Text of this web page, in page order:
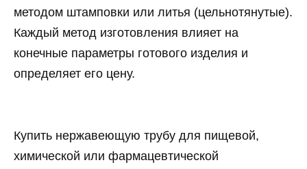
методом штамповки или литья (цельнотянутые).
Каждый метод изготовления влияет на
конечные параметры готового изделия и
определяет его цену.
Купить нержавеющую трубу для пищевой,
химической или фармацевтической